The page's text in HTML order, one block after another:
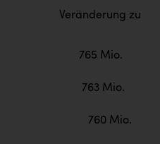
Veränderung zu
765 Mio.
763 Mio.
760 Mio.